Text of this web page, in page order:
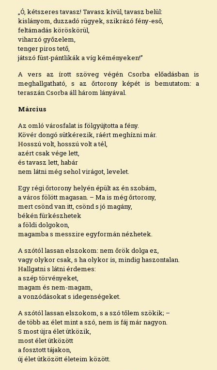
„Ó, kétszeres tavasz! Tavasz kívül, tavasz belül:
kislányom, duzzadó rügyek, szikrázó fény-eső,
feltámadás köröskörül,
viharzó győzelem,
tenger piros tető,
játszó füst-pántlikák a víg kéményeken!”
A vers az írott szöveg végén Csorba előadásban is
meghallgatható, s az őrtorony képét is bemutatom: a
teraszán Csorba áll három lányával.
Március
Az omló városfalat is fölgyújtotta a fény.
Kövér dongó sütkérezik, ráért meghízni már.
Hosszú volt, hosszú volt a tél,
azért csak vége lett,
és tavasz lett, habár
nem látni még sehol virágot, levelet.
Egy régi őrtorony helyén épült az én szobám,
a város fölött magasan. – Ma is még őrtorony,
mert csönd van itt, csönd s jó magány,
békén fürkészhetek
a földi dolgokon,
magamba s messzire egyformán nézhetek.
A szótól lassan elszokom: nem őrök dolga ez,
vagy olykor csak, s ha olykor is, mindig haszontalan.
Hallgatni s látni érdemes:
a szép törvényeket,
magam és nem-magam,
a vonzódásokat s idegenségeket.
A szótól lassan elszokom, s a szó tőlem szökik; –
de több az élet mint a szó, nem is fáj már nagyon.
S most újra élet ütközik,
most élet ütközött
a fosztott tájakon,
új élet ütközött életeim között.